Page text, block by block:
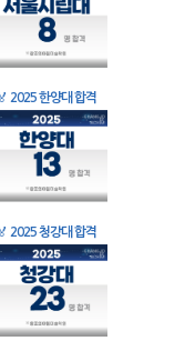
2025 한양대 합격
2025 청강대 합격